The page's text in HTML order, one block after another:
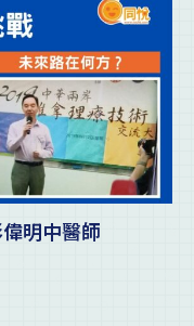
明中醫師